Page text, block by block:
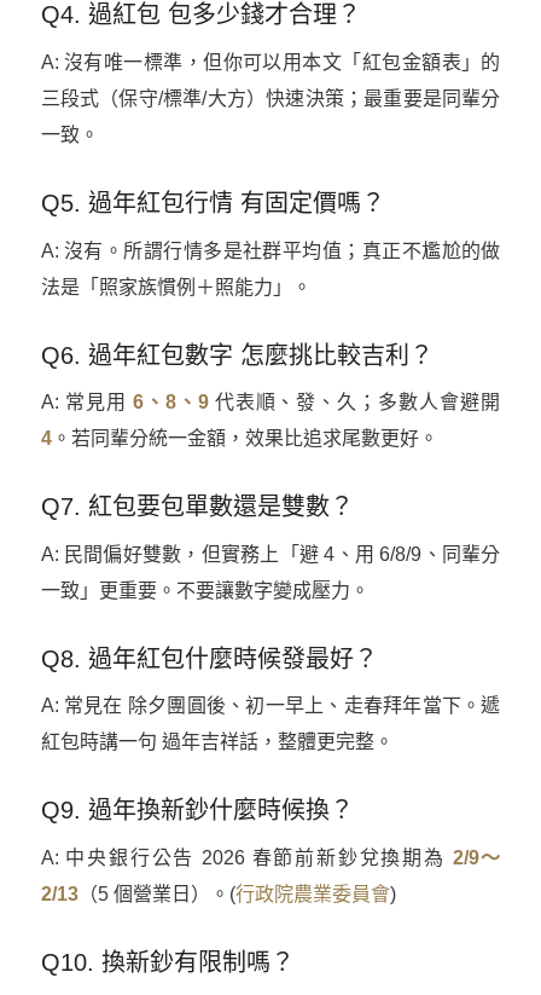
Q4. 過紅包 包多少錢才合理？
A: 沒有唯一標準，但你可以用本文「紅包金額表」的
三段式（保守/標準/大方）快速決策；最重要是同輩分
一致。
Q5. 過年紅包行情 有固定價嗎？
A: 沒有。所謂行情多是社群平均值；真正不尷尬的做
法是「照家族慣例＋照能力」。
Q6. 過年紅包數字 怎麼挑比較吉利？
A: 常見用 6、8、9代表順、發、久；多數人會避開
4。若同輩分統一金額，效果比追求尾數更好。
Q7. 紅包要包單數還是雙數？
A: 民間偏好雙數，但實務上「避 4、用 6/8/9、同輩分
一致」更重要。不要讓數字變成壓力。
Q8. 過年紅包什麼時候發最好？
A: 常見在 除夕團圓後、初一早上、走春拜年當下。遞
紅包時講一句 過年吉祥話，整體更完整。
Q9. 過年換新鈔什麼時候換？
A: 中央銀行公告 2026 春節前新鈔兌換期為 2/9～
2/13（5 個營業日）。(行政院農業委員會)
Q10. 換新鈔有限制嗎？